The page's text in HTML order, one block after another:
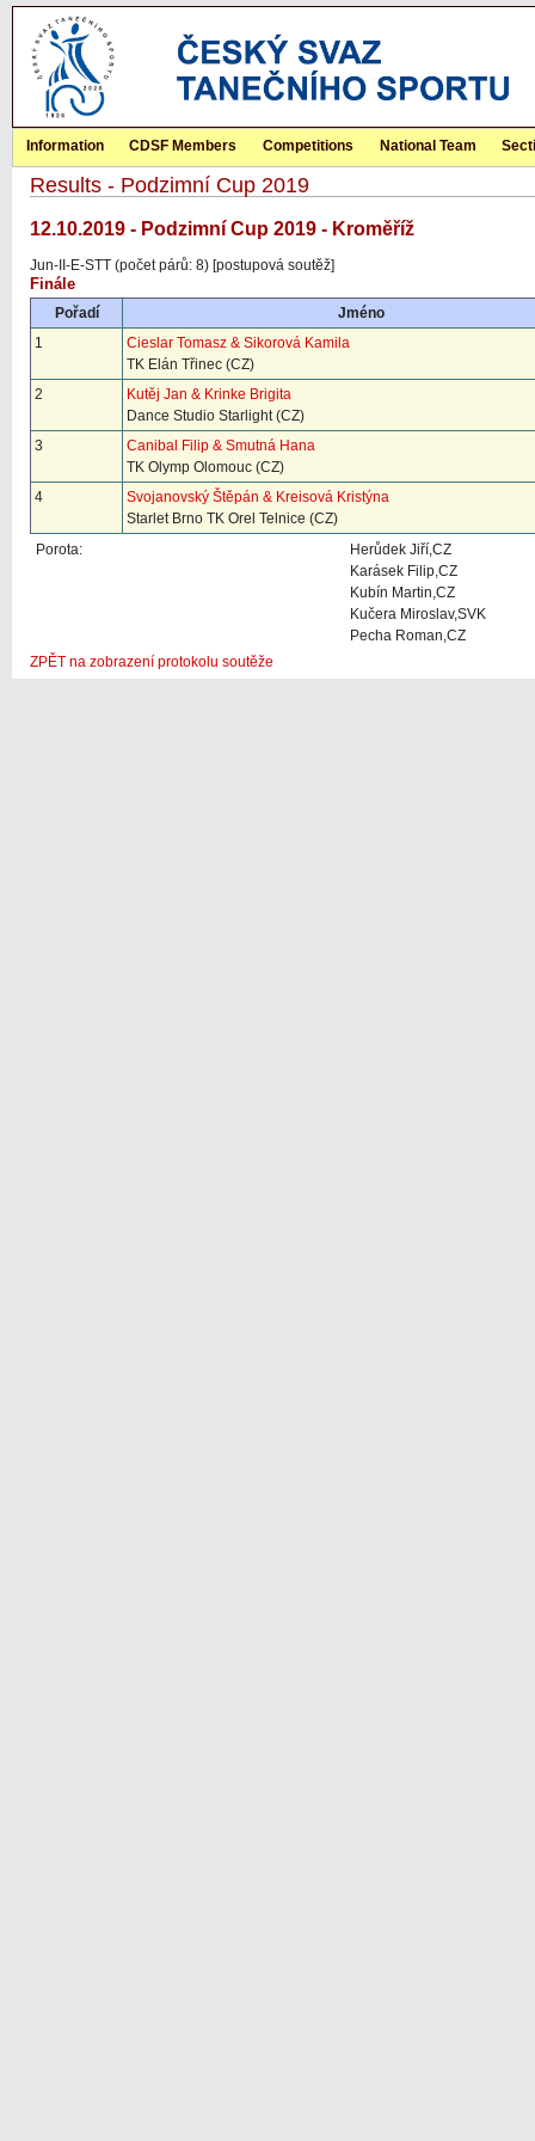
Information CDSF Members Competitions National Team
Results - Podzimní Cup 2019
12.10.2019 - Podzimní Cup 2019 - Kroměříž
Jun-II-E-STT (počet párů: 8) [postupová soutěž]
Finále
Pořadí
Jméno
1
Cieslar Tomasz & Sikorová Kamila
TK Elán Třinec (CZ)
2
Kutěj Jan & Krinke Brigita
Dance Studio Starlight (CZ)
3
Canibal Filip & Smutná Hana
TK Olymp Olomouc (CZ)
4
Svojanovský Štěpán & Kreisová Kristýna
Starlet Brno TK Orel Telnice (CZ)
Porota:
Herůdek Jiří,CZ
Karásek Filip,CZ
Kubín Martin,CZ
Kučera Miroslav,SVK
Pecha Roman,CZ
ZPĚT na zobrazení protokolu soutěže